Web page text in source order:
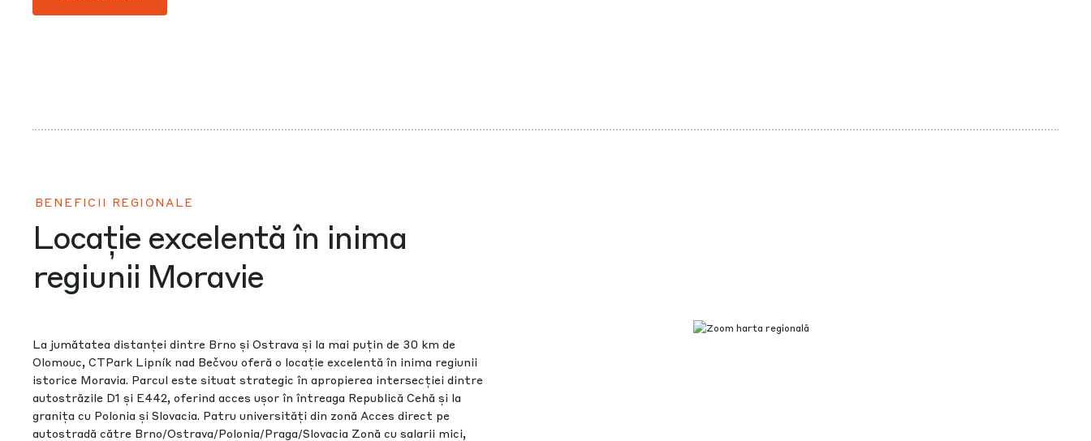
BENEFICII REGIONALE
Locație excelentă în inima
regiunii Moravie
La jumătatea distanței dintre Brno și Ostrava și la mai puțin de 30 km de
Olomouc, CTPark Lipník nad Bečvou oferă o locație excelentă în inima regiunii
istorice Moravia. Parcul este situat strategic în apropierea intersecției dintre
autostrăzile D1 și E442, oferind acces ușor în întreaga Republică Cehă și la
granița cu Polonia și Slovacia. Patru universități din zonă Acces direct pe
autostradă către Brno/Ostrava/Polonia/Praga/Slovacia Zonă cu salarii mici,